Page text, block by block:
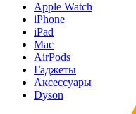
Apple Watch
iPhone
iPad
Mac
AirPods
Гаджеты
Аксессуары
Dyson